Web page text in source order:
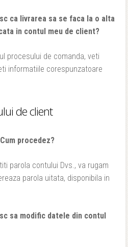
ca livrarea sa se faca la o alta
in contul meu de client?
procesului de comanda, veti
informatiile corespunzatoare
de client
procedez?
parola contului Dvs., va rugam
parola uitata, disponibila in
sa modific datele din contul